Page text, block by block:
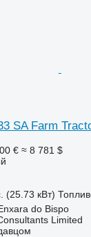
SA Farm
€ ≈ 8 781 $
(25.73 кВт)
do Bispo
Limited